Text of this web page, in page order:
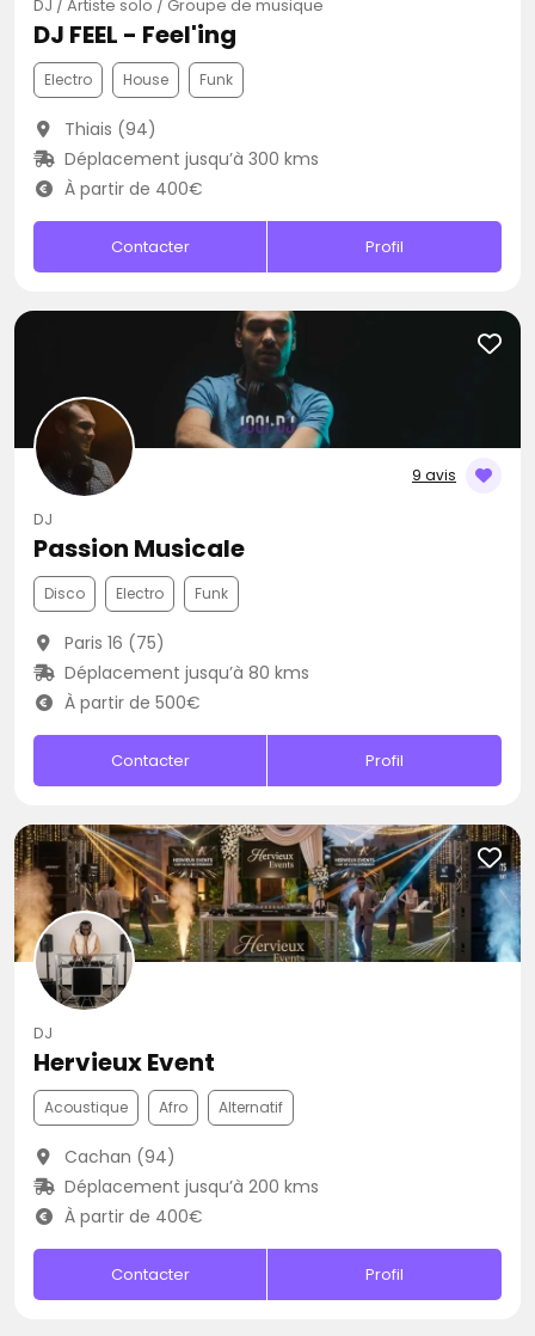
DJ / Artiste solo / Groupe de musique
DJ FEEL - Feel'ing
Electro House Funk
Thiais (94)
Déplacement jusqu’à 300 kms
À partir de 400€
Contacter Profil
9 avis
DJ
Passion Musicale
Disco Electro Funk
Paris 16 (75)
Déplacement jusqu’à 80 kms
À partir de 500€
Contacter Profil
DJ
Hervieux Event
Acoustique Afro Alternatif
Cachan (94)
Déplacement jusqu’à 200 kms
À partir de 400€
Contacter Profil